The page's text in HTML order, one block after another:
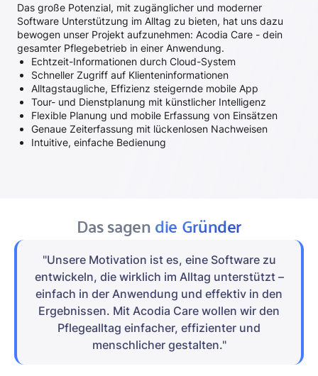
Das große Potenzial, mit zugänglicher und moderner
Software Unterstützung im Alltag zu bieten, hat uns dazu
bewogen unser Projekt aufzunehmen: Acodia Care - dein
gesamter Pflegebetrieb in einer Anwendung.
Echtzeit-Informationen durch Cloud-System
Schneller Zugriff auf Klienteninformationen
Alltagstaugliche, Effizienz steigernde mobile App
Tour- und Dienstplanung mit künstlicher Intelligenz
Flexible Planung und mobile Erfassung von Einsätzen
Genaue Zeiterfassung mit lückenlosen Nachweisen
Intuitive, einfache Bedienung
Das sagendie Gründer
"Unsere Motivation ist es, eine Software zu
entwickeln, die wirklich im Alltag unterstützt –
einfach in der Anwendung und effektiv in den
Ergebnissen. Mit Acodia Care wollen wir den
Pflegealltag einfacher, effizienter und
menschlicher gestalten."